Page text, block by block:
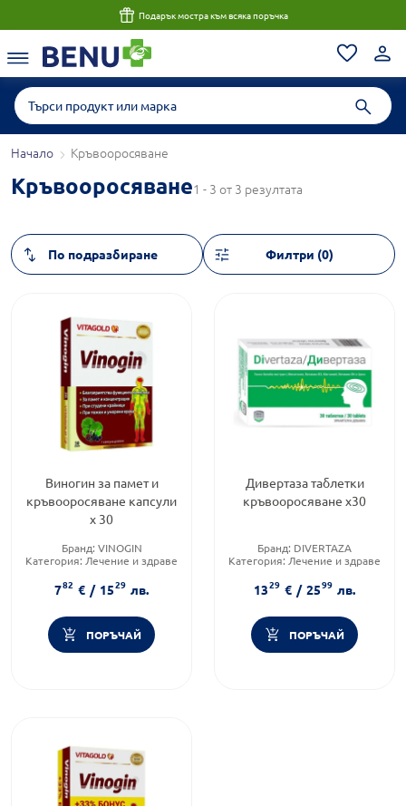
Подарък мостра към всяка поръчка
Начало Кръвооросяване
Кръвооросяване1 - 3 от 3 резултата
Филтри (0)
Виногин за памет и
кръвооросяване капсули
х 30
Бранд: VINOGIN
Категория: Лечение и здраве
782 € / 1529 лв.
ПОРЪЧАЙ
Дивертаза таблетки
кръвооросяване х30
Бранд: DIVERTAZA
Категория: Лечение и здраве
1329 € / 2599 лв.
ПОРЪЧАЙ